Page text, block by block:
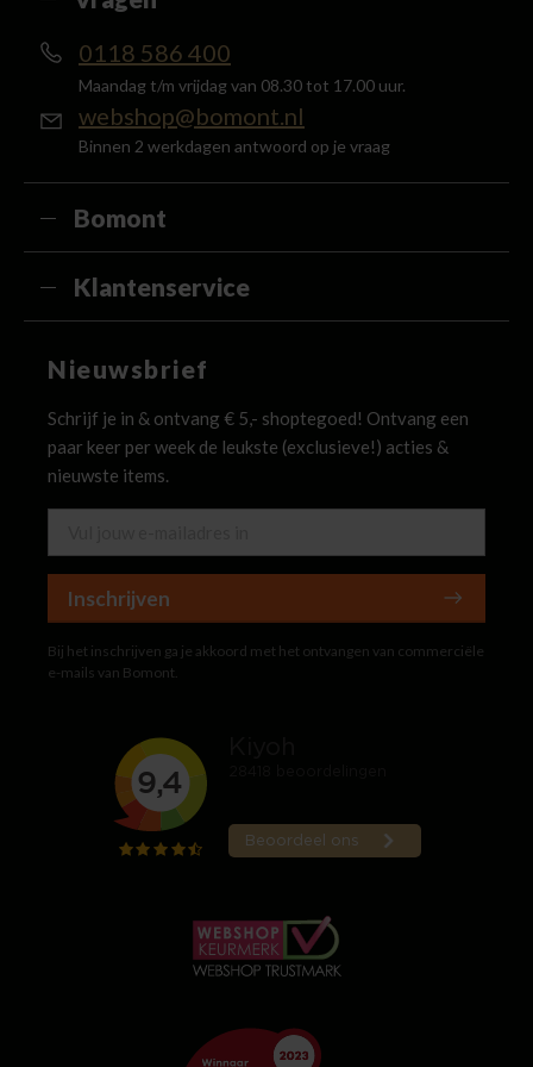
0118 586 400
Maandag t/m vrijdag van 08.30 tot 17.00 uur.
webshop@bomont.nl
Binnen 2 werkdagen antwoord op je vraag
Bomont
Klantenservice
Nieuwsbrief
Schrijf je in & ontvang € 5,- shoptegoed! Ontvang een
paar keer per week de leukste (exclusieve!) acties &
nieuwste items.
Inschrijven
Bij het inschrijven ga je akkoord met het ontvangen van commerciële
e-mails van Bomont.